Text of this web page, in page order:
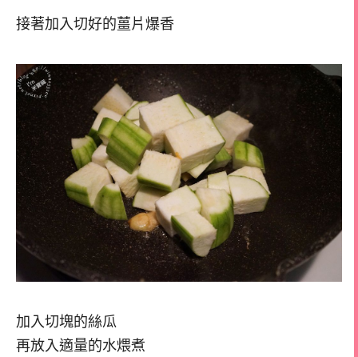
接著加入切好的薑片爆香
加入切塊的絲瓜
再放入適量的水煨煮